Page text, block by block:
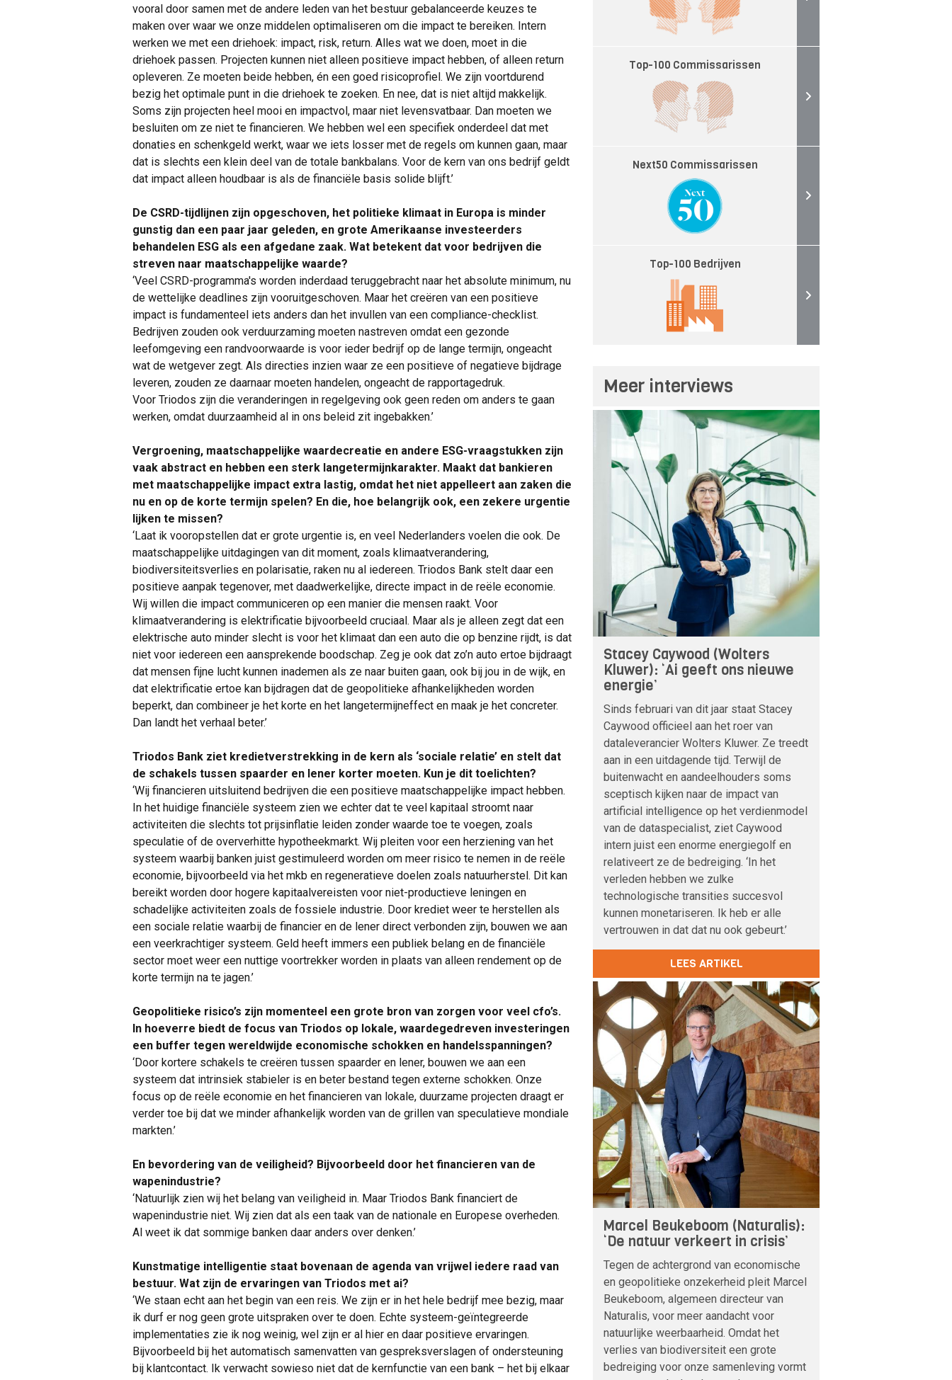
vooral door samen met de andere leden van het bestuur gebalanceerde keuzes te
maken over waar we onze middelen optimaliseren om die impact te bereiken. Intern
werken we met een driehoek: impact, risk, return. Alles wat we doen, moet in die
driehoek passen. Projecten kunnen niet alleen positieve impact hebben, of alleen return
opleveren. Ze moeten beide hebben, én een goed risicoprofiel. We zijn voortdurend
bezig het optimale punt in die driehoek te zoeken. En nee, dat is niet altijd makkelijk.
Soms zijn projecten heel mooi en impactvol, maar niet levensvatbaar. Dan moeten we
besluiten om ze niet te financieren. We hebben wel een specifiek onderdeel dat met
donaties en schenkgeld werkt, waar we iets losser met de regels om kunnen gaan, maar
dat is slechts een klein deel van de totale bankbalans. Voor de kern van ons bedrijf geldt
dat impact alleen houdbaar is als de financiële basis solide blijft.’
De CSRD-tijdlijnen zijn opgeschoven, het politieke klimaat in Europa is minder
gunstig dan een paar jaar geleden, en grote Amerikaanse investeerders
behandelen ESG als een afgedane zaak. Wat betekent dat voor bedrijven die
streven naar maatschappelijke waarde?
‘Veel CSRD-programma's worden inderdaad teruggebracht naar het absolute minimum, nu
de wettelijke deadlines zijn vooruitgeschoven. Maar het creëren van een positieve
impact is fundamenteel iets anders dan het invullen van een compliance-checklist.
Bedrijven zouden ook verduurzaming moeten nastreven omdat een gezonde
leefomgeving een randvoorwaarde is voor ieder bedrijf op de lange termijn, ongeacht
wat de wetgever zegt. Als directies inzien waar ze een positieve of negatieve bijdrage
leveren, zouden ze daarnaar moeten handelen, ongeacht de rapportagedruk.
Voor Triodos zijn die veranderingen in regelgeving ook geen reden om anders te gaan
werken, omdat duurzaamheid al in ons beleid zit ingebakken.’
Vergroening, maatschappelijke waardecreatie en andere ESG-vraagstukken zijn
vaak abstract en hebben een sterk langetermijnkarakter. Maakt dat bankieren
met maatschappelijke impact extra lastig, omdat het niet appelleert aan zaken die
nu en op de korte termijn spelen? En die, hoe belangrijk ook, een zekere urgentie
lijken te missen?
‘Laat ik vooropstellen dat er grote urgentie is, en veel Nederlanders voelen die ook. De
maatschappelijke uitdagingen van dit moment, zoals klimaatverandering,
biodiversiteitsverlies en polarisatie, raken nu al iedereen. Triodos Bank stelt daar een
positieve aanpak tegenover, met daadwerkelijke, directe impact in de reële economie.
Wij willen die impact communiceren op een manier die mensen raakt. Voor
klimaatverandering is elektrificatie bijvoorbeeld cruciaal. Maar als je alleen zegt dat een
elektrische auto minder slecht is voor het klimaat dan een auto die op benzine rijdt, is dat
niet voor iedereen een aansprekende boodschap. Zeg je ook dat zo’n auto ertoe bijdraagt
dat mensen fijne lucht kunnen inademen als ze naar buiten gaan, ook bij jou in de wijk, en
dat elektrificatie ertoe kan bijdragen dat de geopolitieke afhankelijkheden worden
beperkt, dan combineer je het korte en het langetermijneffect en maak je het concreter.
Dan landt het verhaal beter.’
Triodos Bank ziet kredietverstrekking in de kern als ‘sociale relatie’ en stelt dat
de schakels tussen spaarder en lener korter moeten. Kun je dit toelichten?
‘Wij financieren uitsluitend bedrijven die een positieve maatschappelijke impact hebben.
In het huidige financiële systeem zien we echter dat te veel kapitaal stroomt naar
activiteiten die slechts tot prijsinflatie leiden zonder waarde toe te voegen, zoals
speculatie of de oververhitte hypotheekmarkt. Wij pleiten voor een herziening van het
systeem waarbij banken juist gestimuleerd worden om meer risico te nemen in de reële
economie, bijvoorbeeld via het mkb en regeneratieve doelen zoals natuurherstel. Dit kan
bereikt worden door hogere kapitaalvereisten voor niet-productieve leningen en
schadelijke activiteiten zoals de fossiele industrie. Door krediet weer te herstellen als
een sociale relatie waarbij de financier en de lener direct verbonden zijn, bouwen we aan
een veerkrachtiger systeem. Geld heeft immers een publiek belang en de financiële
sector moet weer een nuttige voortrekker worden in plaats van alleen rendement op de
korte termijn na te jagen.’
Geopolitieke risico’s zijn momenteel een grote bron van zorgen voor veel cfo’s.
In hoeverre biedt de focus van Triodos op lokale, waardegedreven investeringen
een buffer tegen wereldwijde economische schokken en handelsspanningen?
‘Door kortere schakels te creëren tussen spaarder en lener, bouwen we aan een
systeem dat intrinsiek stabieler is en beter bestand tegen externe schokken. Onze
focus op de reële economie en het financieren van lokale, duurzame projecten draagt er
verder toe bij dat we minder afhankelijk worden van de grillen van speculatieve mondiale
markten.’
En bevordering van de veiligheid? Bijvoorbeeld door het financieren van de
wapenindustrie?
‘Natuurlijk zien wij het belang van veiligheid in. Maar Triodos Bank financiert de
wapenindustrie niet. Wij zien dat als een taak van de nationale en Europese overheden.
Al weet ik dat sommige banken daar anders over denken.’
Kunstmatige intelligentie staat bovenaan de agenda van vrijwel iedere raad van
bestuur. Wat zijn de ervaringen van Triodos met ai?
‘We staan echt aan het begin van een reis. We zijn er in het hele bedrijf mee bezig, maar
ik durf er nog geen grote uitspraken over te doen. Echte systeem-geïntegreerde
implementaties zie ik nog weinig, wel zijn er al hier en daar positieve ervaringen.
Bijvoorbeeld bij het automatisch samenvatten van gespreksverslagen of ondersteuning
bij klantcontact. Ik verwacht sowieso niet dat de kernfunctie van een bank – het bij elkaar
Top-100 Commissarissen
Next50 Commissarissen
Top-100 Bedrijven
Meer interviews
Stacey Caywood (Wolters
Kluwer): ‘Ai geeft ons nieuwe
energie’
Sinds februari van dit jaar staat Stacey
Caywood officieel aan het roer van
dataleverancier Wolters Kluwer. Ze treedt
aan in een uitdagende tijd. Terwijl de
buitenwacht en aandeelhouders soms
sceptisch kijken naar de impact van
artificial intelligence op het verdienmodel
van de dataspecialist, ziet Caywood
intern juist een enorme energiegolf en
relativeert ze de bedreiging. ‘In het
verleden hebben we zulke
technologische transities succesvol
kunnen monetariseren. Ik heb er alle
vertrouwen in dat dat nu ook gebeurt.’
LEES ARTIKEL
Marcel Beukeboom (Naturalis):
‘De natuur verkeert in crisis’
Tegen de achtergrond van economische
en geopolitieke onzekerheid pleit Marcel
Beukeboom, algemeen directeur van
Naturalis, voor meer aandacht voor
natuurlijke weerbaarheid. Omdat het
verlies van biodiversiteit een grote
bedreiging voor onze samenleving vormt